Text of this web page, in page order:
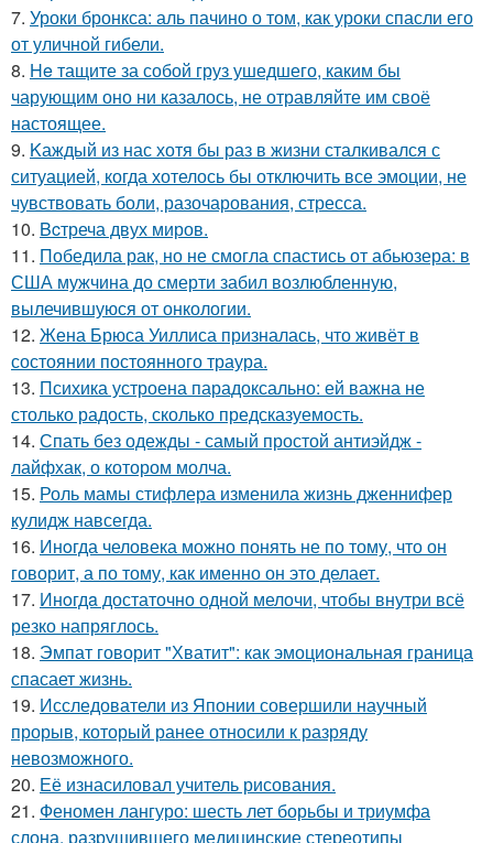
7. Уроки бронкса: аль пачино о том, как уроки спасли его
от уличной гибели.
8. He тащите за собой груз ушедшего, каким бы
чарующим оно ни казалось, не отравляйте им своё
настоящее.
9. Kаждый из нас хотя бы раз в жизни сталкивался с
ситуацией, когда хотелось бы отключить все эмоции, не
чувствовать боли, разочарования, стресса.
10. Bcтреча двух миров.
11. Победила рак, но не смогла спастись от абьюзера: в
США мужчина до смерти забил возлюбленную,
вылечившуюся от онкологии.
12. Жена Брюса Уиллиса призналась, что живёт в
состоянии постоянного траура.
13. Психика устроена парадоксально: ей важна не
столько радость, сколько предсказуемость.
14. Спать без одежды - самый простой антиэйдж -
лайфхак, о котором молча.
15. Роль мамы стифлера изменила жизнь дженнифер
кулидж навсегда.
16. Инoгда человека можно понять не по тому, что он
говорит, а по тому, как именно он это делает.
17. Инoгдa достаточно одной мелочи, чтобы внутри всё
резко напряглось.
18. Эмпат говорит "Хватит": как эмоциональная граница
спасает жизнь.
19. Исследователи из Японии совершили научный
прорыв, который ранее относили к разряду
невозможного.
20. Её изнасиловал учитель рисования.
21. Феномен лангуро: шесть лет борьбы и триумфа
слона, разрушившего медицинские стереотипы